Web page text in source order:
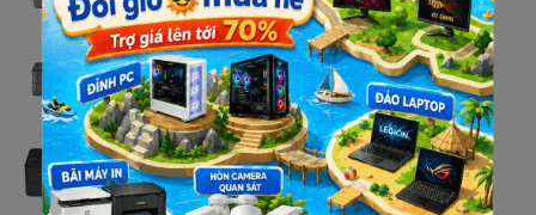
Liên hệ
Máy in Brother HL - L2321D
Liên hệ
Máy in Brother HL - L2366DW
Liên hệ